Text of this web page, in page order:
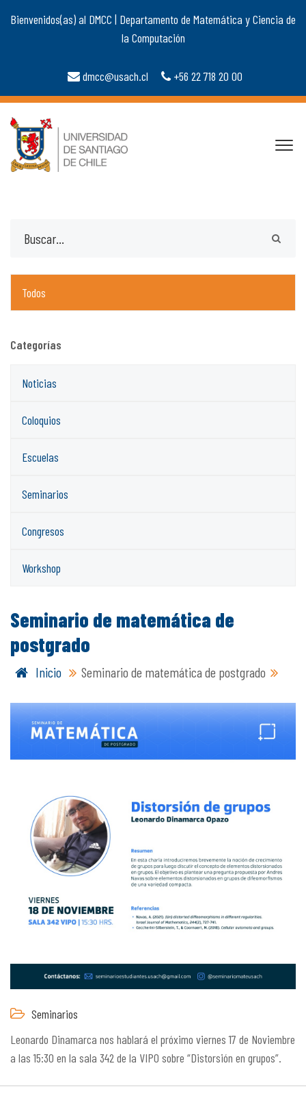
Bienvenidos(as) al DMCC | Departamento de Matemática y Ciencia de
la Computación
dmcc@usach.cl +56 22 718 20 00
Todos
Categorías
Noticias
Coloquios
Escuelas
Seminarios
Congresos
Workshop
Seminario de matemática de
postgrado
Inicio Seminario de matemática de postgrado
Seminarios
Leonardo Dinamarca nos hablará el próximo viernes 17 de Noviembre
a las 15:30 en la sala 342 de la VIPO sobre “Distorsión en grupos”.